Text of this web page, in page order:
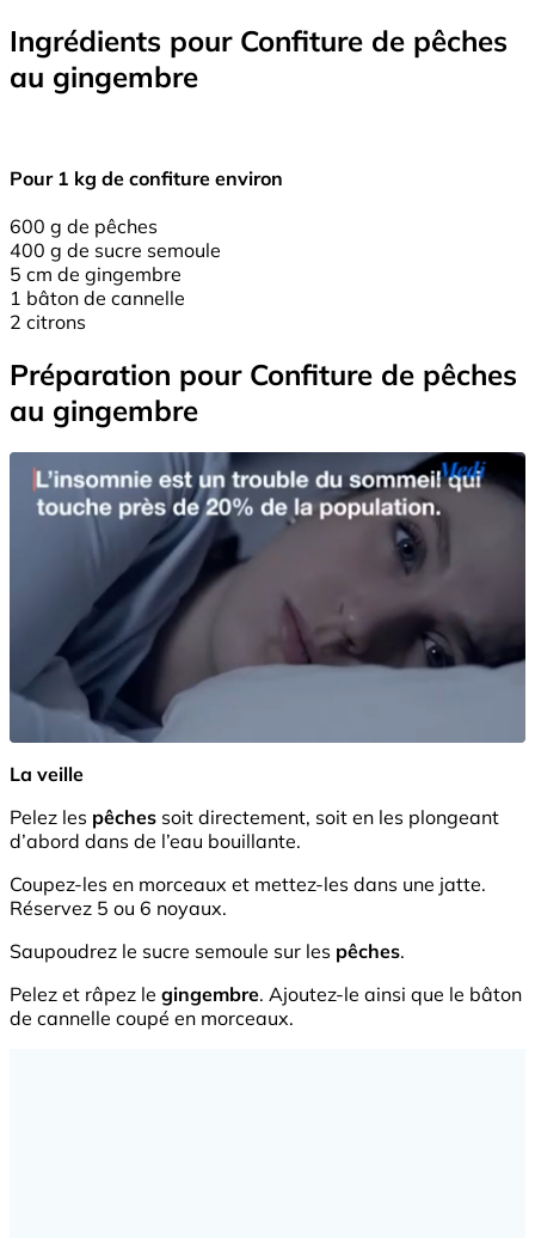
Ingrédients pour Confiture de pêches
au gingembre
Pour 1 kg de confiture environ
600 g de pêches
400 g de sucre semoule
5 cm de gingembre
1 bâton de cannelle
2 citrons
Préparation pour Confiture de pêches
au gingembre
La veille
Pelez les pêches soit directement, soit en les plongeant
d’abord dans de l’eau bouillante.
Coupez-les en morceaux et mettez-les dans une jatte.
Réservez 5 ou 6 noyaux.
Saupoudrez le sucre semoule sur les pêches.
Pelez et râpez le gingembre. Ajoutez-le ainsi que le bâton
de cannelle coupé en morceaux.